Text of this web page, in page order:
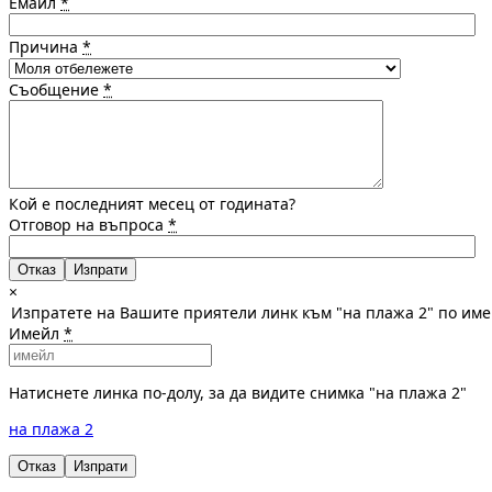
Причина *
Съобщение *
Кой е последният месец от годината?
Отговор на въпроса *
Отказ
×
Изпратете на Вашите приятели линк към "на плажа 2" по
Имейл *
Натиснете линка по-долу, за да видите снимка "на плажа 2"
на плажа 2
Отказ Изпрати